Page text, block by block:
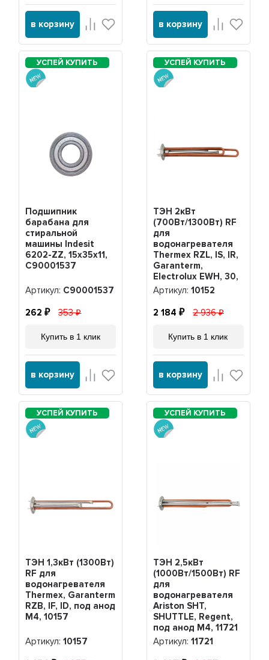
в корзину в корзину
Подшипник
барабана для
стиральной
машины Indesit
6202-ZZ, 15x35x11,
С90001537
Артикул: C90001537
262 353
Купить в 1 клик
в корзину
ТЭН 2кВт
(700Вт/1300Вт) RF
для
водонагревателя
Thermex RZL, IS, IR,
Garanterm,
Electrolux EWH, 30,
50, 80, 100 литров,
10152
Артикул: 10152
2 184 2 936
Купить в 1 клик
в корзину
ТЭН 1,3кВт (1300Вт)
RF для
водонагревателя
Thermex, Garanterm
RZB, IF, ID, под анод
М4, 10157
Артикул:10157
ТЭН 2,5кВт
(1000Вт/1500Вт) RF
для
водонагревателя
Ariston SHT,
SHUTTLE, Regent,
под анод М4, 11721
Артикул: 11721